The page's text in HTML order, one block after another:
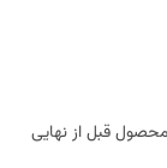
قبل از نهایی